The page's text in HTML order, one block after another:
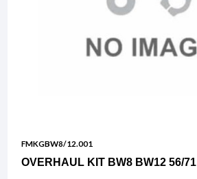
FMKGBW8/12.001
OVERHAUL KIT BW8 BW12 56/71